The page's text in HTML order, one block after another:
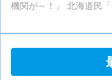
機関が～！」 北海道民